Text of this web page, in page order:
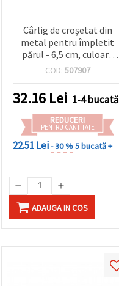
Cârlig de croșetat din
metal pentru împletit
părul - 6,5 cm, culoare
cameleon
COD: 507907
32.16 Lei 1-4 bucată
REDUCERI
PENTRU CANTITATE
22.51 Lei- 30 %5 bucată +
ADAUGA IN COS